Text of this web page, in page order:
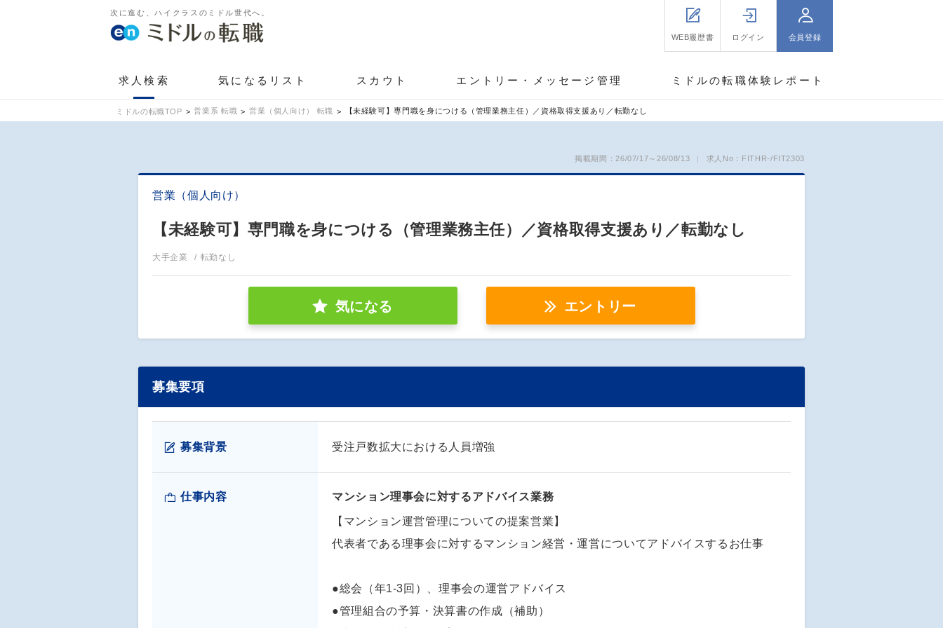
次に進む、ハイクラスのミドル世代へ。
WEB履歴書 ログイン 会員登録
求人検索 気になるリスト スカウト エントリー・メッセージ管理 ミドルの転職体験レポート
ミドルの転職TOP 営業系 転職 営業（個人向け） 転職 【未経験可】専門職を身につける（管理業務主任）／資格取得支援あり／転勤なし
掲載期間：26/07/17～26/08/13 求人No：FITHR-/FIT2303
営業（個人向け）
【未経験可】専門職を身につける（管理業務主任）／資格取得支援あり／転勤なし
大手企業 転勤なし
気になる エントリー
募集要項
募集背景 受注戸数拡大における人員増強
仕事内容 マンション理事会に対するアドバイス業務
【マンション運営管理についての提案営業】
代表者である理事会に対するマンション経営・運営についてアドバイスするお仕事
●総会（年1-3回）、理事会の運営アドバイス
●管理組合の予算・決算書の作成（補助）